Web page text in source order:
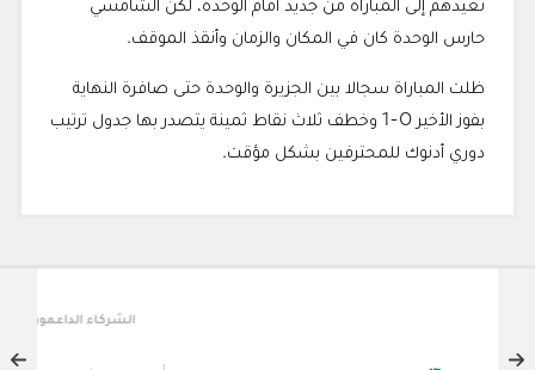
تعيدهم إلى المباراة من جديد أمام الوحدة، لكن الشامسي
حارس الوحدة كان في المكان والزمان وأنقذ الموقف.
ظلت المباراة سجالا بين الجزيرة والوحدة حتى صافرة النهاية
بفوز الأخير 0-1 وخطف ثلاث نقاط ثمينة يتصدر بها جدول ترتيب
دوري أدنوك للمحترفين بشكل مؤقت.